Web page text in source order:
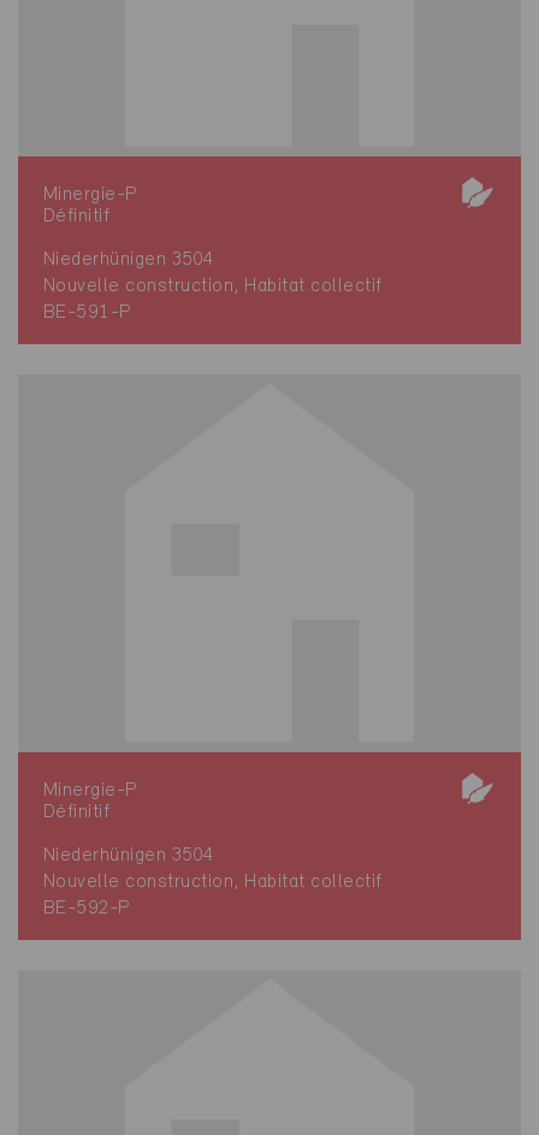
Minergie-P
Définitif
Niederhünigen 3504
Nouvelle construction, Habitat collectif
BE-591-P
Minergie-P
Définitif
Niederhünigen 3504
Nouvelle construction, Habitat collectif
BE-592-P